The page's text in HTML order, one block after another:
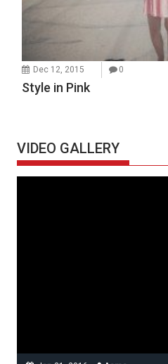
Dec 12, 2015 0
Style in Pink
VIDEO GALLERY